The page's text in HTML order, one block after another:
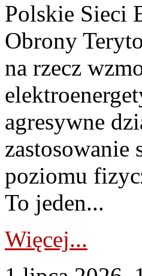
Polskie Sieci
Obrony
na rzecz
agresywne
zastosowanie
poziomu
To jeden...
Więcej...